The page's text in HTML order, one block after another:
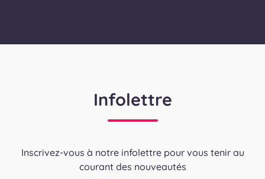
Infolettre
Inscrivez-vous à notre infolettre pour vous tenir au
courant des nouveautés